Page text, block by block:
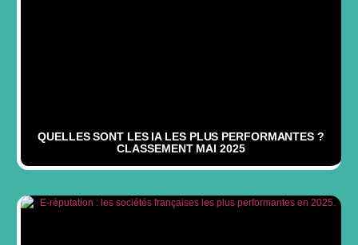
QUELLES SONT LES IA LES PLUS PERFORMANTES ?
CLASSEMENT MAI 2025